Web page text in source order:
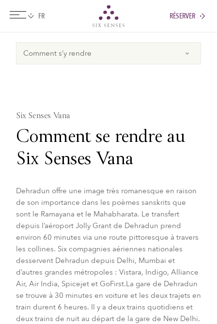
RÉSERVER
Six Senses Vana
Comment se rendre au
Six Senses Vana
Dehradun offre une image très romanesque en raison
de son importance dans les poèmes sanskrits que
sont le Ramayana et le Mahabharata. Le transfert
depuis l’aéroport Jolly Grant de Dehradun prend
environ 60 minutes via une route pittoresque à travers
les collines. Six compagnies aériennes nationales
desservent Dehradun depuis Delhi, Mumbai et
d’autres grandes métropoles : Vistara, Indigo, Alliance
Air, Air India, Spicejet et GoFirst.La gare de Dehradun
se trouve à 30 minutes en voiture et les deux trajets en
train durent 6 heures. Il y a deux trains quotidiens et
deux trains de nuit au départ de la gare de New Delhi.